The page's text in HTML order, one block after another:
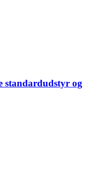
standardudstyr og